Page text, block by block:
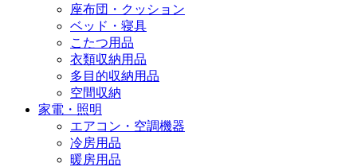
座布団・クッション
ベッド・寝具
こたつ用品
衣類収納用品
多目的収納用品
空間収納
家電・照明
エアコン・空調機器
冷房用品
暖房用品